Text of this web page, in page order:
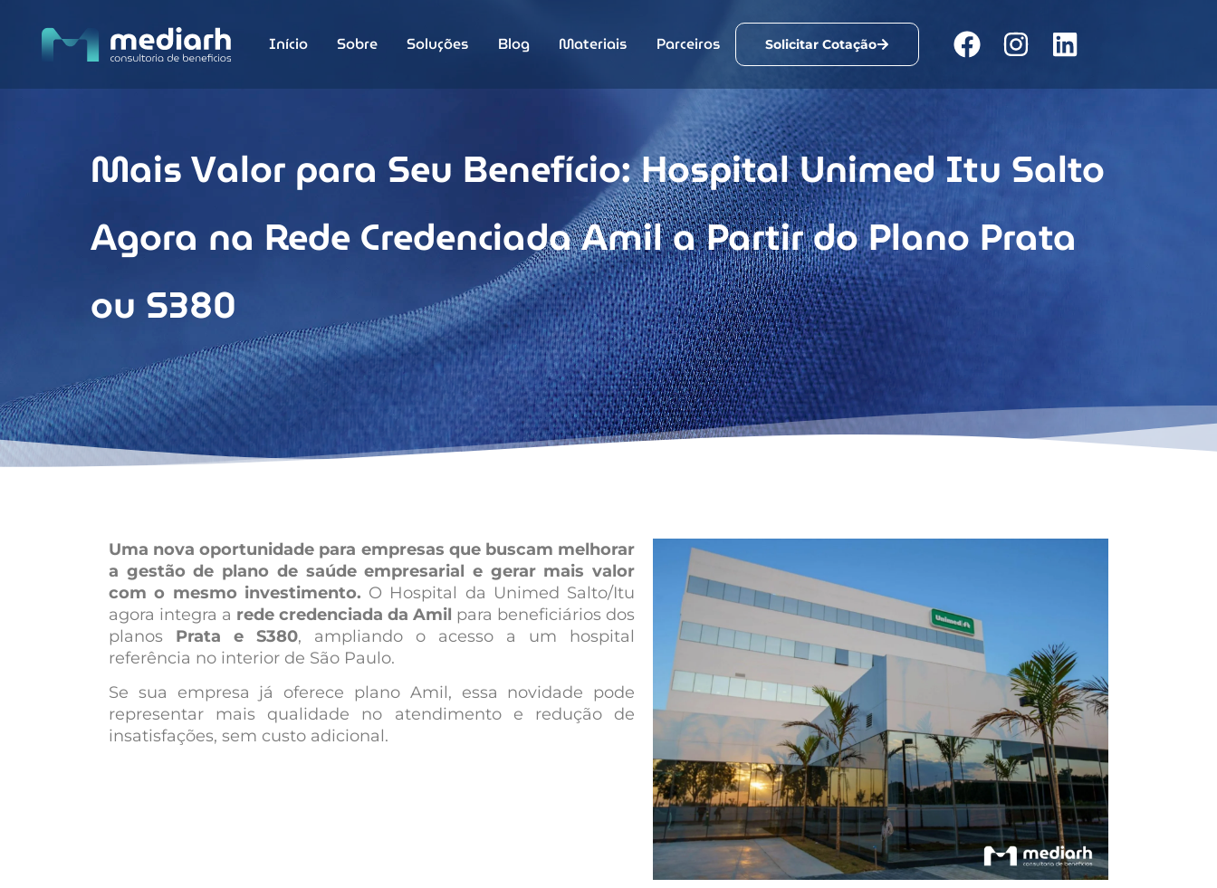
Início Sobre Soluções Blog Materiais Parceiros Solicitar Cotação
Mais Valor para Seu Benefício: Hospital Unimed Itu Salto
Agora na Rede Credenciada Amil a Partir do Plano Prata
ou S380
Uma nova oportunidade para empresas que buscam melhorar
a gestão de plano de saúde empresarial e gerar mais valor
com o mesmo investimento. O Hospital da Unimed Salto/Itu
agora integra a rede credenciada da Amil para beneficiários dos
planos Prata e S380, ampliando o acesso a um hospital
referência no interior de São Paulo.
Se sua empresa já oferece plano Amil, essa novidade pode
representar mais qualidade no atendimento e redução de
insatisfações, sem custo adicional.